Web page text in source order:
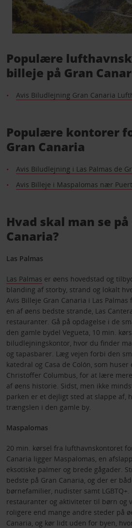
Populære
billeje på Gran
Avis Biludlejning Gran Canaria
Populære kontorer
Gran Canaria
Avis Biludlejning i Las Palmas de
Avis Billeje i Maspalomas nær
Hvad skal man se på
Canaria?
Las Palmas
Las Palmas er øens hovedstad og
blanding af storby, strand og lokalt
Avis Billeje Gran Canaria i Las
en af øens bedste strande, Las
restauranter. Gå på opdagelse i de
den gamle bydel Vegueta, 10 min.
biludlejningskontor, hvor du finder
og tapasbarer. Læg vejen forbi den
katedral og Casa de Colón, som
Christoffer Columbus, for at lære
af øens historie. Sidst, men ikke
parken er et dejligt sted at slappe af,
trængslen i den gamle by.
Maspalomas
20 min. kørsel fra lufthavnskontoret
Canaria ligger Maspalomas, en
eksotiske palmer og brede gågader.
bedste på Gran Canaria, og der er
børnefamilier, nudister samt
restauranter og aktiviteter til børn og
roligere end mange andre steder på
Canaria, og kør lidt uden for byen,